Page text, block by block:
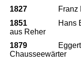
1827
Franz
1851
Hans
aus Reher
1879
Chausseewärter